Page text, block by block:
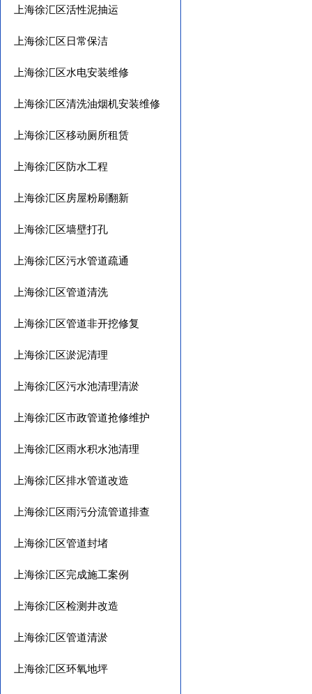
上海徐汇区活性泥抽运
上海徐汇区日常保洁
上海徐汇区水电安装维修
上海徐汇区清洗油烟机安装维修
上海徐汇区移动厕所租赁
上海徐汇区防水工程
上海徐汇区房屋粉刷翻新
上海徐汇区墙壁打孔
上海徐汇区污水管道疏通
上海徐汇区管道清洗
上海徐汇区管道非开挖修复
上海徐汇区淤泥清理
上海徐汇区污水池清理清淤
上海徐汇区市政管道抢修维护
上海徐汇区雨水积水池清理
上海徐汇区排水管道改造
上海徐汇区雨污分流管道排查
上海徐汇区管道封堵
上海徐汇区完成施工案例
上海徐汇区检测井改造
上海徐汇区管道清淤
上海徐汇区环氧地坪